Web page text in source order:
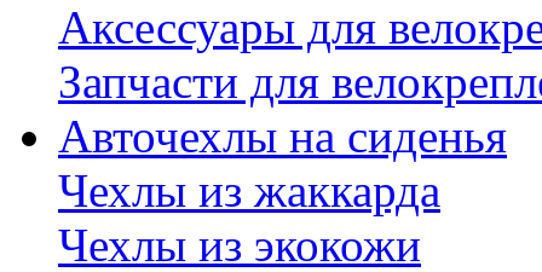
Аксессуары для
Запчасти для
Авточехлы на сиденья
Чехлы из жаккарда
Чехлы из экокожи